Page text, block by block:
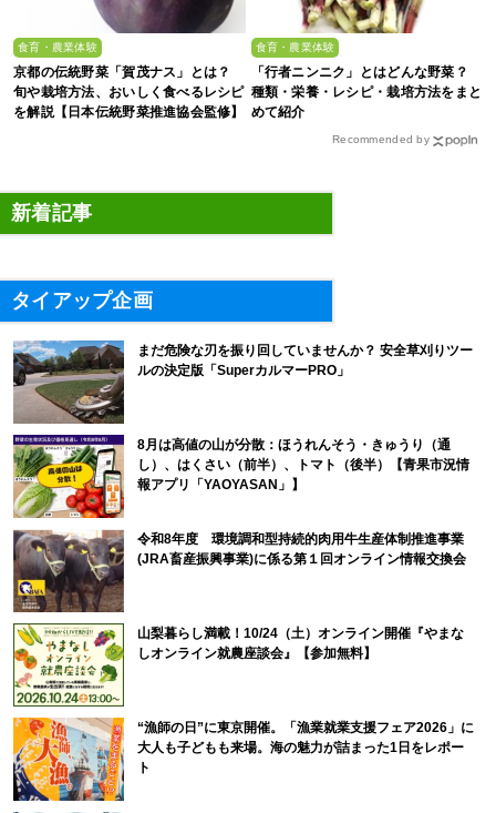
食育・農業体験
京都の伝統野菜「賀茂ナス」とは？
旬や栽培方法、おいしく食べるレシピ
を解説【日本伝統野菜推進協会監修】
食育・農業体験
「行者ニンニク」とはどんな野菜？
種類・栄養・レシピ・栽培方法をまと
めて紹介
Recommended by
新着記事
タイアップ企画
まだ危険な刃を振り回していませんか？ 安全草刈りツー
ルの決定版「SuperカルマーPRO」
8月は高値の山が分散：ほうれんそう・きゅうり（通
し）、はくさい（前半）、トマト（後半）【青果市況情
報アプリ「YAOYASAN」】
令和8年度 環境調和型持続的肉用牛生産体制推進事業
(JRA畜産振興事業)に係る第１回オンライン情報交換会
山梨暮らし満載！10/24（土）オンライン開催『やまな
しオンライン就農座談会』【参加無料】
“漁師の日”に東京開催。「漁業就業支援フェア2026」に
大人も子どもも来場。海の魅力が詰まった1日をレポー
ト